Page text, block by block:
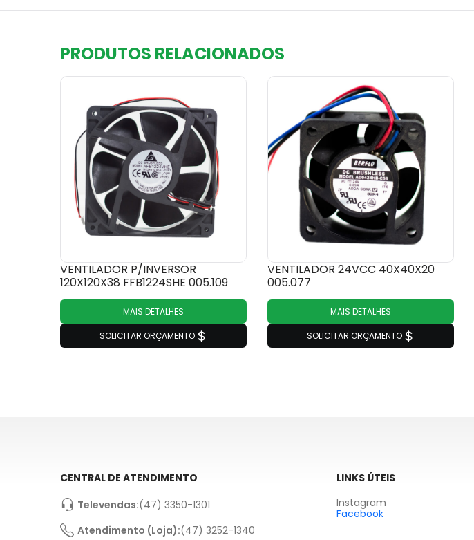
PRODUTOS RELACIONADOS
VENTILADOR P/INVERSOR
120X120X38 FFB1224SHE 005.109
MAIS DETALHES
SOLICITAR ORÇAMENTO
VENTILADOR 24VCC 40X40X20
005.077
MAIS DETALHES
SOLICITAR ORÇAMENTO
CENTRAL DE ATENDIMENTO
Televendas:(47) 3350-1301
Atendimento (Loja):(47) 3252-1340
LINKS ÚTEIS
Instagram
Facebook